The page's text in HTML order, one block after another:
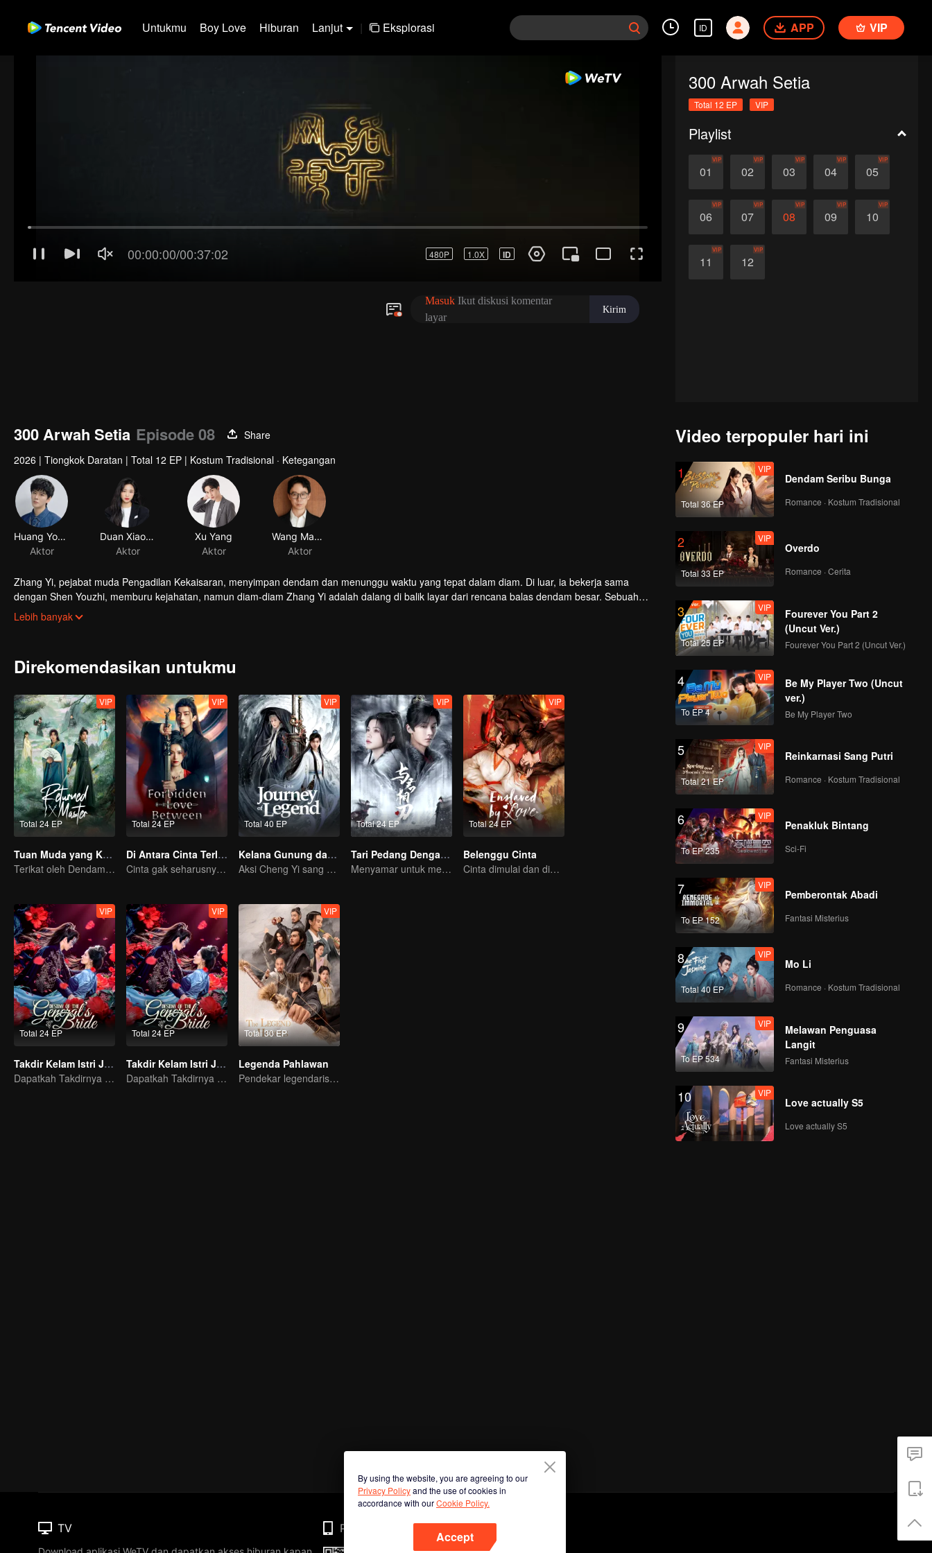
Untukmu Boy Love Hiburan Lanjut | Eksplorasi ID APP VIP
300 Arwah Setia
Total 12 EP VIP
Playlist
01
VIP
02
VIP
03
VIP
04
VIP
05
VIP
06
VIP
07
VIP
08
VIP
09
VIP
10
VIP
11
VIP
12
VIP
300 Arwah Setia Episode 08
Share
2026 | Tiongkok Daratan | Total 12 EP | Kostum Tradisional · Ketegangan
Huang You Ming
Aktor
Duan Xiaowei
Aktor
Xu Yang
Aktor
Wang Maolei
Aktor
Zhang Yi, pejabat muda Pengadilan Kekaisaran, menyimpan dendam dan menunggu waktu yang tepat dalam diam. Di luar, ia bekerja sama
dengan Shen Youzhi, memburu kejahatan, namun diam-diam Zhang Yi adalah dalang di balik layar dari rencana balas dendam besar. Sebuah
jebakan yang dirancang dengan cermat tertutup rapat, dimana setiap pilihan bisa menentukan nasib hidup atau mati…
Lebih banyak
Direkomendasikan untukmu
Total 24 EP
VIP
Tuan Muda yang Kembali
Terikat oleh Dendam, Terjalin oleh Takdir
Total 24 EP
VIP
Di Antara Cinta Terlarang
Cinta gak seharusnya ada antara mereka
Total 40 EP
VIP
Kelana Gunung dan Lautan (English Ver.)
Aksi Cheng Yi sang pendekar muda
Total 24 EP
VIP
Tari Pedang Denganmu
Menyamar untuk membunuh
Total 24 EP
VIP
Belenggu Cinta
Cinta dimulai dan diakhiri di istana
Total 24 EP
VIP
Takdir Kelam Istri Jenderal
Dapatkah Takdirnya Berubah Setelah Perubahan Muka?
Total 24 EP
VIP
Takdir Kelam Istri Jenderal
Dapatkah Takdirnya Berubah Setelah Perubahan Muka?
Total 30 EP
VIP
Legenda Pahlawan
Pendekar legendaris di kancah persilatan berkumpul
Video terpopuler hari ini
1
Total 36 EP
VIP
Dendam Seribu Bunga
Romance · Kostum Tradisional
2
Total 33 EP
VIP
Overdo
Romance · Cerita
3
Total 25 EP
VIP
Fourever You Part 2
(Uncut Ver.)
Fourever You Part 2 (Uncut Ver.)
4
To EP 4
VIP
Be My Player Two (Uncut
ver.)
Be My Player Two
5
Total 21 EP
VIP
Reinkarnasi Sang Putri
Romance · Kostum Tradisional
6
To EP 235
VIP
Penakluk Bintang
Sci-Fi
7
To EP 152
VIP
Pemberontak Abadi
Fantasi Misterius
8
Total 40 EP
VIP
Mo Li
Romance · Kostum Tradisional
9
To EP 534
VIP
Melawan Penguasa
Langit
Fantasi Misterius
10 VIP
Love actually S5
Love actually S5
By using the website, you are agreeing to our
Privacy Policyand the use of cookies in
accordance with ourCookie Policy.
Accept
TV Phone